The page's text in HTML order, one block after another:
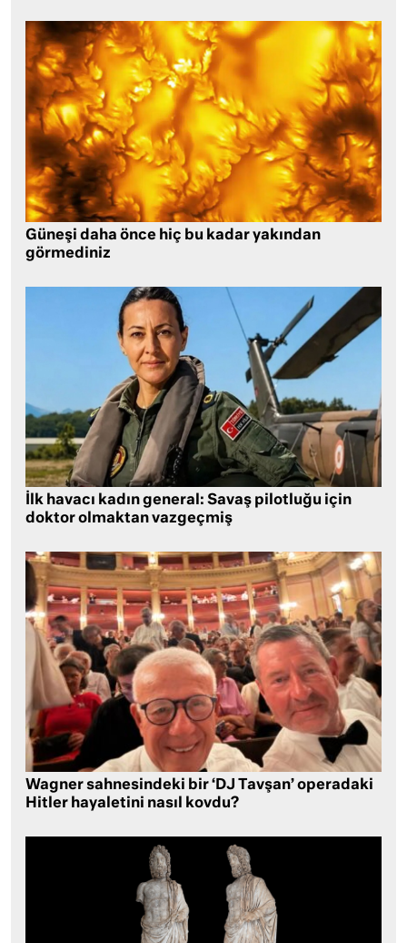
Güneşi daha önce hiç bu kadar yakından
görmediniz
İlk havacı kadın general: Savaş pilotluğu için
doktor olmaktan vazgeçmiş
Wagner sahnesindeki bir ‘DJ Tavşan’ operadaki
Hitler hayaletini nasıl kovdu?